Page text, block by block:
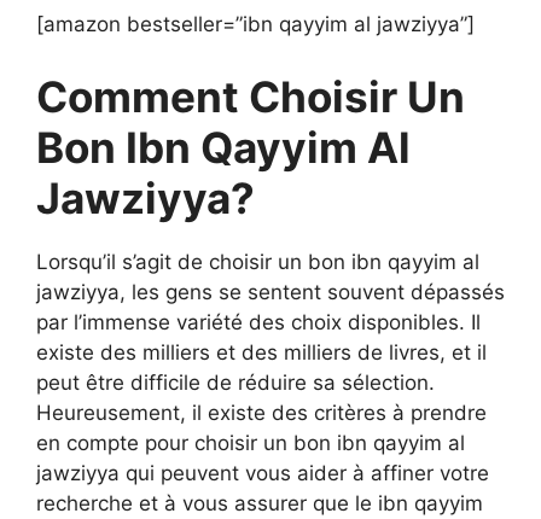
[amazon bestseller=”ibn qayyim al jawziyya”]
Comment Choisir Un
Bon Ibn Qayyim Al
Jawziyya?
Lorsqu’il s’agit de choisir un bon ibn qayyim al
jawziyya, les gens se sentent souvent dépassés
par l’immense variété des choix disponibles. Il
existe des milliers et des milliers de livres, et il
peut être difficile de réduire sa sélection.
Heureusement, il existe des critères à prendre
en compte pour choisir un bon ibn qayyim al
jawziyya qui peuvent vous aider à affiner votre
recherche et à vous assurer que le ibn qayyim